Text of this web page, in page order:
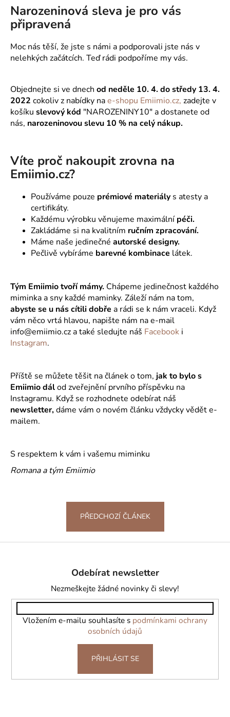
Narozeninová sleva je pro vás
připravená
Moc nás těší, že jste s námi a podporovali jste nás v
nelehkých začátcích. Teď rádi podpoříme my vás.
Objednejte si ve dnech od neděle 10. 4. do středy 13. 4.
2022 cokoliv z nabídky nae-shopu Emiimio.cz, zadejte v
košíku slevový kód "NAROZENINY10" a dostanete od
nás, narozeninovou slevu 10 % na celý nákup.
Víte proč nakoupit zrovna na
Emiimio.cz?
Používáme pouze prémiové materiály s atesty a
certifikáty.
Každému výrobku věnujeme maximální péči.
Zakládáme si na kvalitním ručním zpracování.
Máme naše jedinečné autorské designy.
Pečlivě vybíráme barevné kombinace látek.
Tým Emiimio tvoří mámy. Chápeme jedinečnost každého
miminka a sny každé maminky. Záleží nám na tom,
abyste se u nás cítili dobře a rádi se k nám vraceli. Když
vám něco vrtá hlavou, napište nám na e-mail
info@emiimio.cz a také sledujte náš Facebook i
Instagram.
Příště se můžete těšit na článek o tom, jak to bylo s
Emiimio dálod zveřejnění prvního příspěvku na
Instagramu. Když se rozhodnete odebírat náš
newsletter,dáme vám o novém článku vždycky vědět e-
mailem.
S respektem k vám i vašemu miminku
Romana a tým Emiimio
PŘEDCHOZÍ ČLÁNEK
Odebírat newsletter
Nezmeškejte žádné novinky či slevy!
Vložením e-mailu souhlasíte s podmínkami ochrany
osobních údajů
PŘIHLÁSIT SE